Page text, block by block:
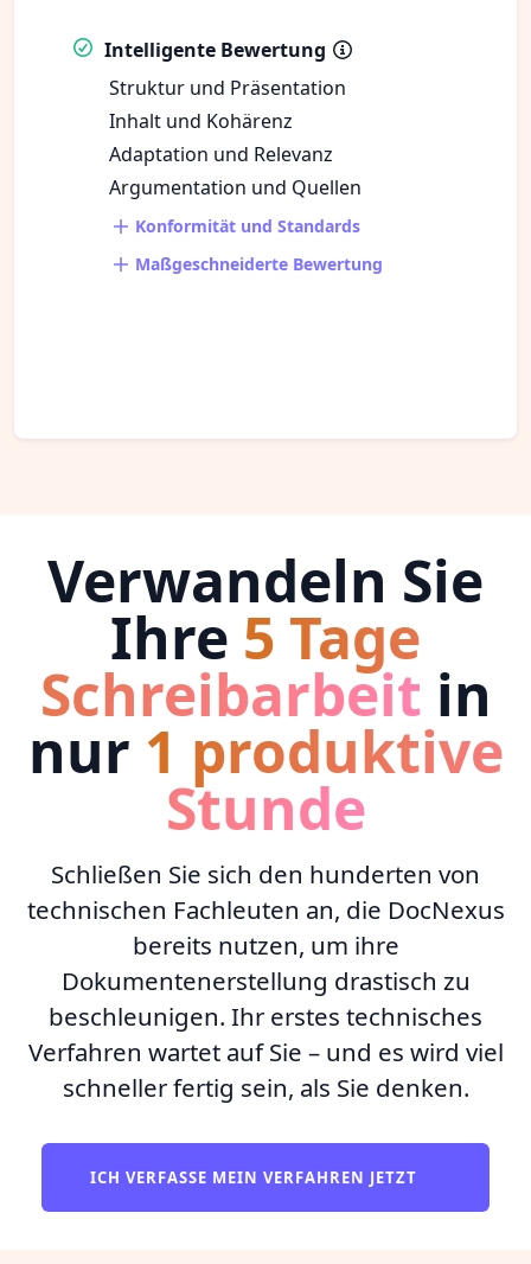
Intelligente Bewertung
Struktur und Präsentation
Inhalt und Kohärenz
Adaptation und Relevanz
Argumentation und Quellen
Konformität und Standards
Maßgeschneiderte Bewertung
Verwandeln Sie
Ihre 5 Tage
Schreibarbeit in
nur 1 produktive
Stunde
Schließen Sie sich den hunderten von
technischen Fachleuten an, die DocNexus
bereits nutzen, um ihre
Dokumentenerstellung drastisch zu
beschleunigen. Ihr erstes technisches
Verfahren wartet auf Sie – und es wird viel
schneller fertig sein, als Sie denken.
ICH VERFASSE MEIN VERFAHREN JETZT